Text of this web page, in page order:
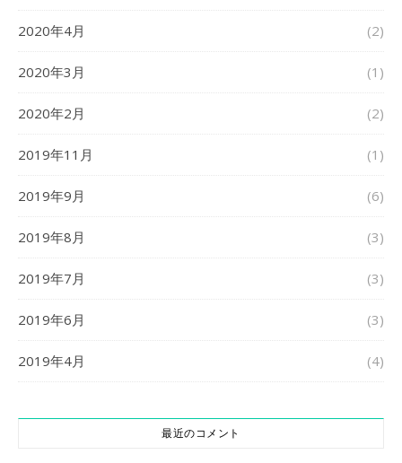
2020年4月 (2)
2020年3月 (1)
2020年2月 (2)
2019年11月 (1)
2019年9月 (6)
2019年8月 (3)
2019年7月 (3)
2019年6月 (3)
2019年4月 (4)
最近のコメント